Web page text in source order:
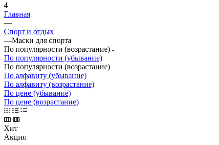
4
Главная
—
Спорт и отдых
—Маски для спорта
По популярности (возрастание)
По популярности (убывание)
По популярности (возрастание)
По алфавиту (убывание)
По алфавиту (возрастание)
По цене (убывание)
По цене (возрастание)
Хит
Акция